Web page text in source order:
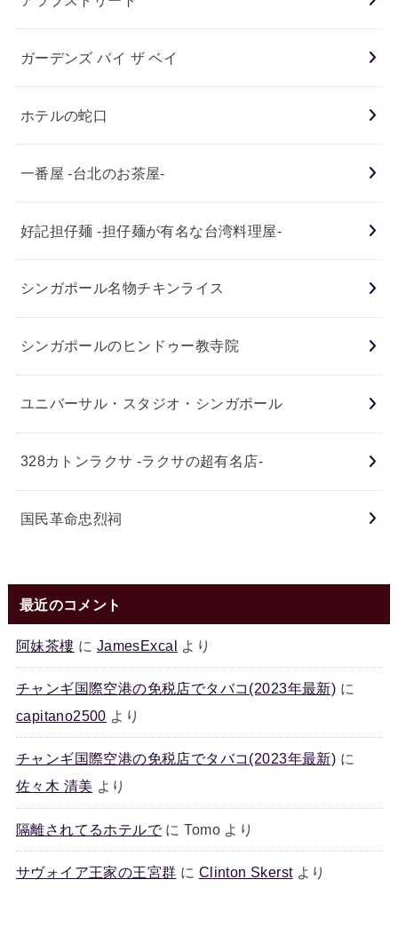
ガーデンズ バイ ザ ベイ
ホテルの蛇口
一番屋 -台北のお茶屋-
好記担仔麺 -担仔麺が有名な台湾料理屋-
シンガポール名物チキンライス
シンガポールのヒンドゥー教寺院
ユニバーサル・スタジオ・シンガポール
328カトンラクサ -ラクサの超有名店-
国民革命忠烈祠
最近のコメント
阿妹茶樓 に JamesExcal より
チャンギ国際空港の免税店でタバコ(2023年最新) に
capitano2500 より
チャンギ国際空港の免税店でタバコ(2023年最新) に
佐々木 清美 より
隔離されてるホテルでにTomoより
サヴォイア王家の王宮群 に Clinton Skerstより